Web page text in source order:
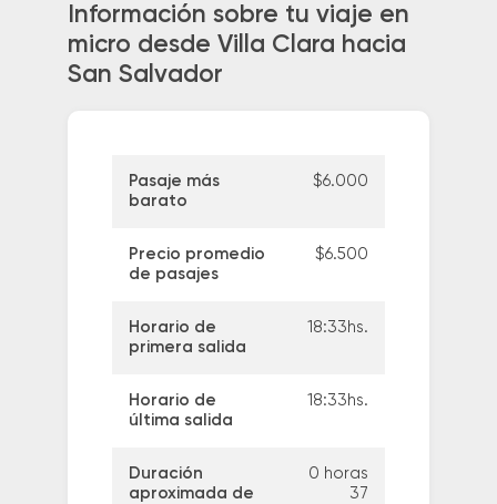
Información sobre tu viaje en
micro desde Villa Clara hacia
San Salvador
Pasaje más
barato
$6.000
Precio promedio
de pasajes
$6.500
Horario de
primera salida
18:33hs.
Horario de
última salida
18:33hs.
Duración
aproximada de
0 horas
37